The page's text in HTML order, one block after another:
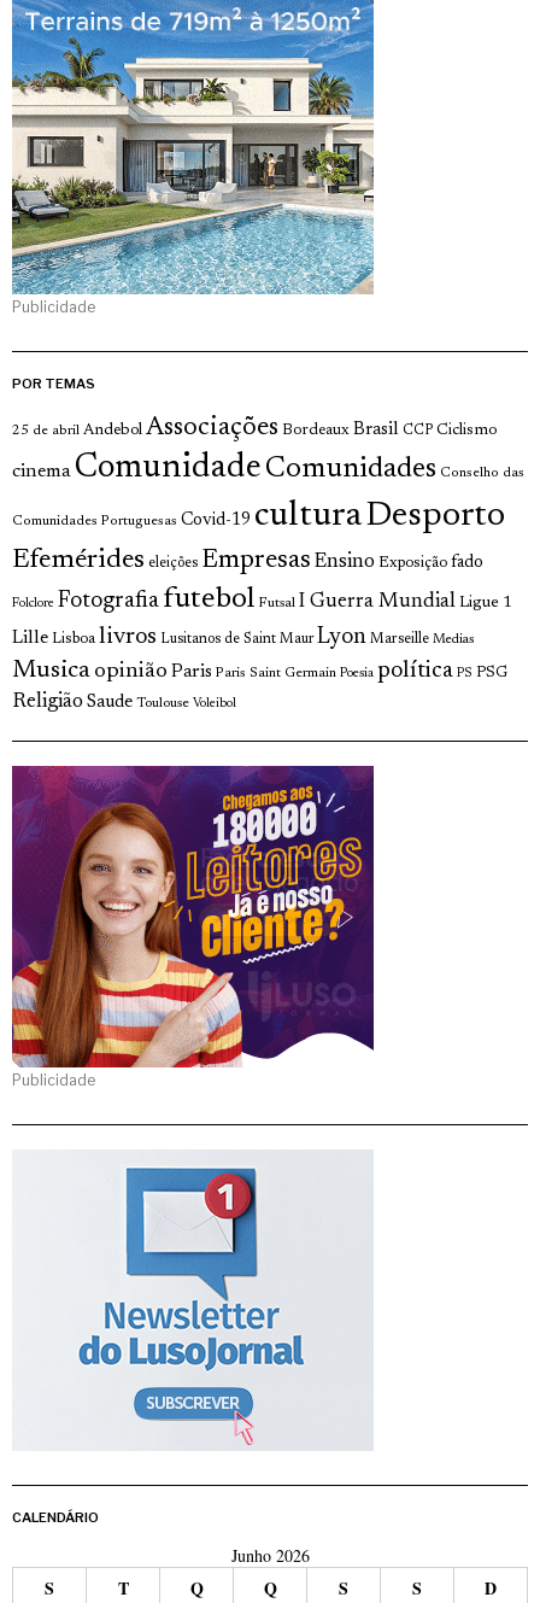
Publicidade
POR TEMAS
25 de abril Andebol Associações Bordeaux Brasil CCP Ciclismo
cinema Comunidade Comunidades Conselho das
Comunidades Portuguesas Covid-19 culturaDesporto
Efemérides eleições Empresas Ensino Exposição fado
Folclore Fotografia futebol Futsal I Guerra Mundial Ligue 1
Lille Lisboa livros Lusitanos de Saint Maur Lyon Marseille Medias
Musica opinião Paris Paris Saint Germain Poesia política PS PSG
Religião Saude Toulouse Voleibol
Publicidade
CALENDÁRIO
Junho 2026
S T Q Q S S D